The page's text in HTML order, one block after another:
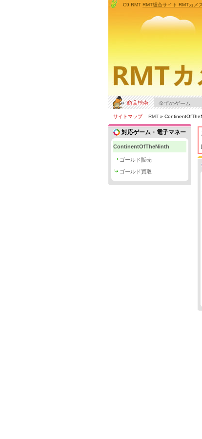
C9 RMT RMT総合サイト RMTカメ
サイトマップ RMT »
対応ゲーム・電子マネー
ContinentOfTheNinth
ゴールド販売
ゴールド買取